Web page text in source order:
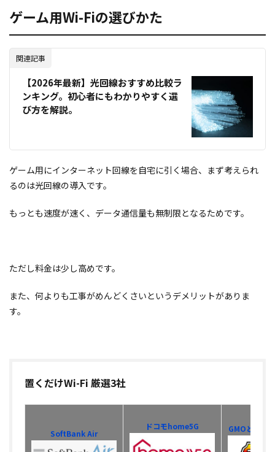
ゲーム用Wi-Fiの選びかた
関連記事
【2026年最新】光回線おすすめ比較ラ
ンキング。初心者にもわかりやすく選
び方を解説。
ゲーム用にインターネット回線を自宅に引く場合、まず考えられ
るのは光回線の導入です。
もっとも速度が速く、データ通信量も無制限となるためです。
ただし料金は少し高めです。
また、何よりも工事がめんどくさいというデメリットがありま
す。
置くだけWi-Fi 厳選3社
SoftBank Air
ドコモhome5G GMOとくと